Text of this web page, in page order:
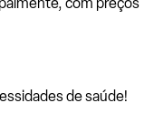
de saúde!